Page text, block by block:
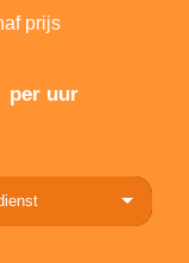
prijs
per uur